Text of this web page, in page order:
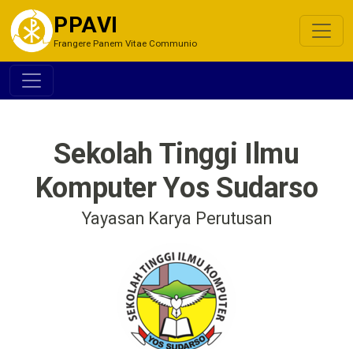
PPAVI
Frangere Panem Vitae Communio
Sekolah Tinggi Ilmu
Komputer Yos Sudarso
Yayasan Karya Perutusan